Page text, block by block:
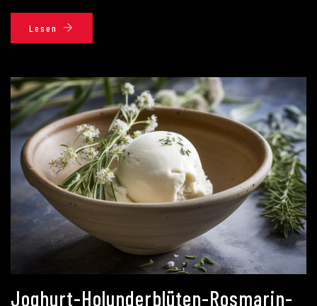
Lesen
Joghurt-Holunderblüten-Rosmarin-